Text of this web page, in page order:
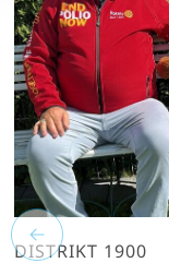
DISTRIKT 1900